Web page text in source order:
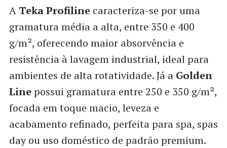
A Teka Profilinecaracteriza-se por uma
gramatura média a alta, entre 350 e 400
g/m², oferecendo maior absorvência e
resistência à lavagem industrial, ideal para
ambientes de alta rotatividade. Já a Golden
Linepossui gramatura entre 250 e 350 g/m²,
focada em toque macio, leveza e
acabamento refinado, perfeita para spa, spas
day ou uso doméstico de padrão premium.